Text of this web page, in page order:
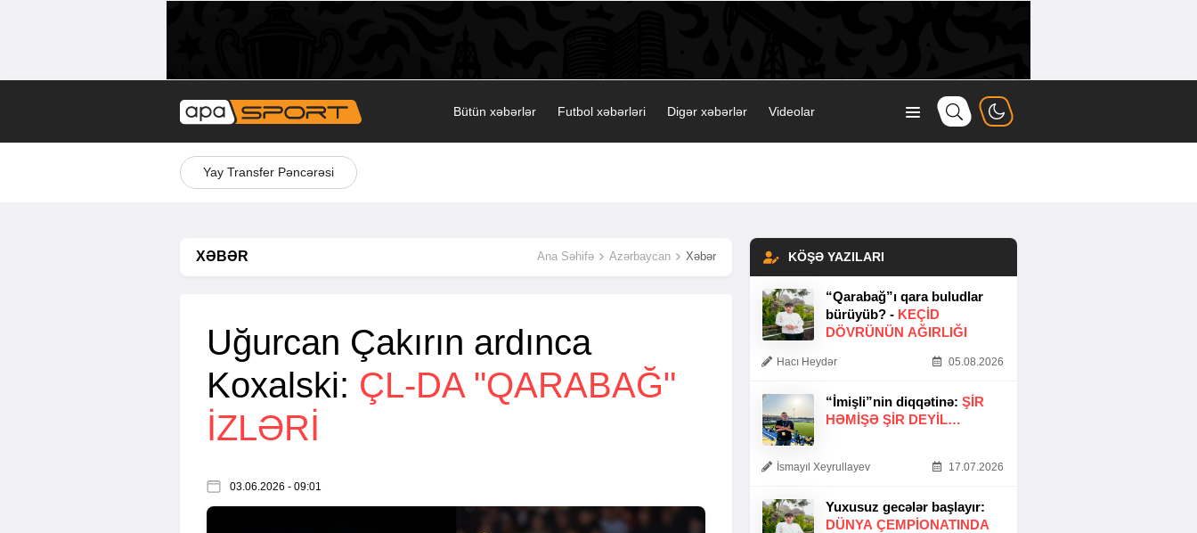
Bütün xəbərlər Futbol xəbərləri Digər xəbərlər Videolar
Yay Transfer Pəncərəsi
XƏBƏR Ana Səhifə Azərbaycan Xəbər
Uğurcan Çakırın ardınca
Koxalski: ÇL-DA "QARABAĞ"
IZLƏRI
03.06.2026 - 09:01
KÖŞƏ YAZILARI
“Qarabağ”ı qara buludlar
bürüyüb? - KEÇID
DÖVRÜNÜN AĞIRLIĞI
Hacı Heydər 05.08.2026
“İmişli”nin diqqətinə: ŞIR
HƏMIŞƏ ŞIR DEYIL…
İsmayıl Xeyrullayev 17.07.2026
Yuxusuz gecələr başlayır:
DÜNYA ÇEMPIONATINDA